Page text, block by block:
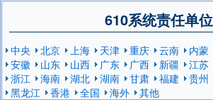
610系统责任单位
中央 北京 上海 天津 重庆 云南 内蒙
安徽
山东 山西 广东 广西 新疆 江苏
浙江
海南 湖北 湖南 甘肃 福建 贵州
黑龙江
香港 全国 海外 其他